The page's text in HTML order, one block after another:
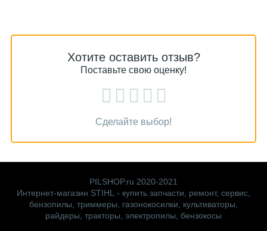
Хотите оставить отзыв?
Поставьте свою оценку!
Сделайте выбор!
PILSHOP.ru 2020-2021
Интернет-магазин STIHL - купить запчасти, ремонт, сервис,
бензопилы, триммеры, газонокосилки, культиваторы,
райдеры, тракторы, электропилы, бензокосы